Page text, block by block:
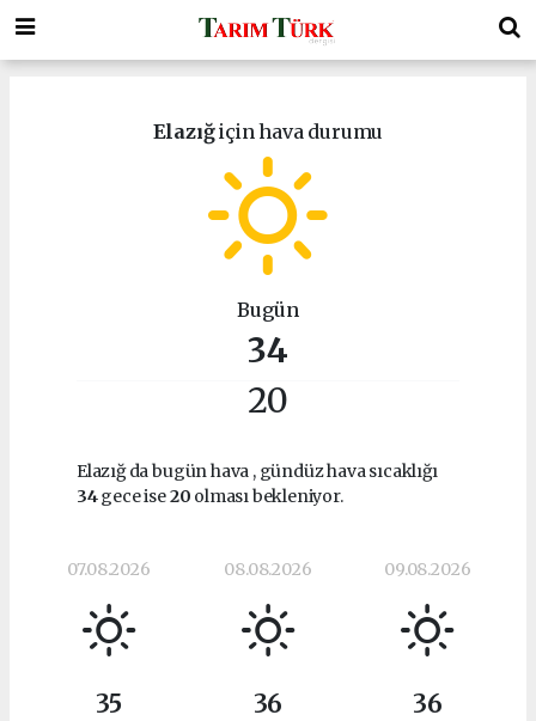
Elazığiçin hava durumu
Bugün
34
20
Elazığ da bugün hava , gündüz hava sıcaklığı
34gece ise20 olması bekleniyor.
07.08.2026
35
08.08.2026
36
09.08.2026
36